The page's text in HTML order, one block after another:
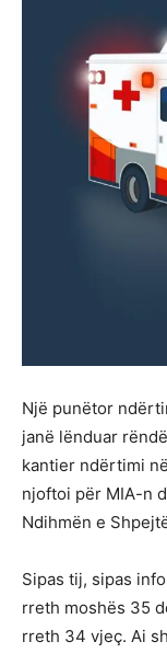
Një punëtor
janë lënduar
kantier ndërtimi
njoftoi për MIA-n
Ndihmën e
Sipas tij, sipas
rreth moshës 35
rreth 34 vjeç. Ai